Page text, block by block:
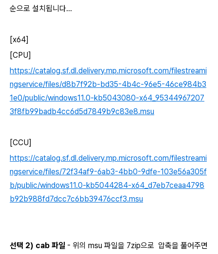
순으로 설치됩니다...
[x64]
[CPU]
https://catalog.sf.dl.delivery.mp.microsoft.com/filestreami
ngservice/files/d8b7f92b-bd35-4b4c-96e5-46ce984b3
1e0/public/windows11.0-kb5043080-x64_95344967207
3f8fb99badb4cc6d5d7849b9c83e8.msu
[CCU]
https://catalog.sf.dl.delivery.mp.microsoft.com/filestreami
ngservice/files/72f34af9-6ab3-4bb0-9dfe-103e56a305f
b/public/windows11.0-kb5044284-x64_d7eb7ceaa4798
b92b988fd7dcc7c6bb39476ccf3.msu
선택 2) cab 파일 - 위의 msu 파일을 7zip으로 압축을 풀어주면